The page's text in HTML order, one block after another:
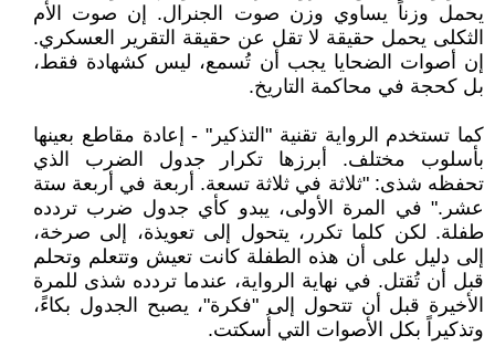
يحمل وزناً يساوي وزن صوت الجنرال. إن صوت الأم
الثكلى يحمل حقيقة لا تقل عن حقيقة التقرير العسكري.
إن أصوات الضحايا يجب أن تُسمع، ليس كشهادة فقط،
بل كحجة في محاكمة التاريخ.
كما تستخدم الرواية تقنية "التذكير" - إعادة مقاطع بعينها
بأسلوب مختلف. أبرزها تكرار جدول الضرب الذي
تحفظه شذى: "ثلاثة في ثلاثة تسعة. أربعة في أربعة ستة
عشر." في المرة الأولى، يبدو كأي جدول ضرب تردده
طفلة. لكن كلما تكرر، يتحول إلى تعويذة، إلى صرخة،
إلى دليل على أن هذه الطفلة كانت تعيش وتتعلم وتحلم
قبل أن تُقتل. في نهاية الرواية، عندما تردده شذى للمرة
الأخيرة قبل أن تتحول إلى "فكرة"، يصبح الجدول بكاءً،
وتذكيراً بكل الأصوات التي أُسكتت.